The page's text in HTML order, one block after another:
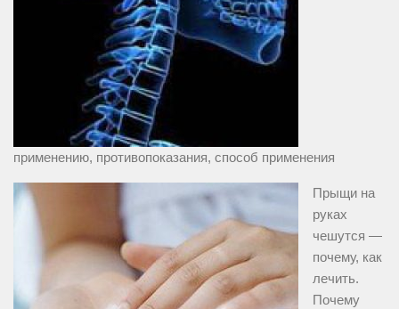
применению, противопоказания, способ применения
Прыщи на
руках
чешутся —
почему, как
лечить.
Почему